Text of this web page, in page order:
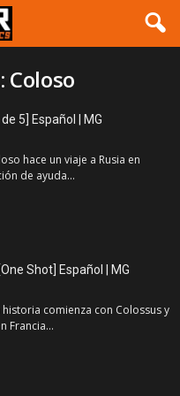
Coloso
5] Español | MG
hace un viaje a Rusia en
de ayuda...
Shot] Español | MG
comienza con Colossus y
Francia...